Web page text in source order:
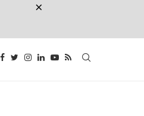
×